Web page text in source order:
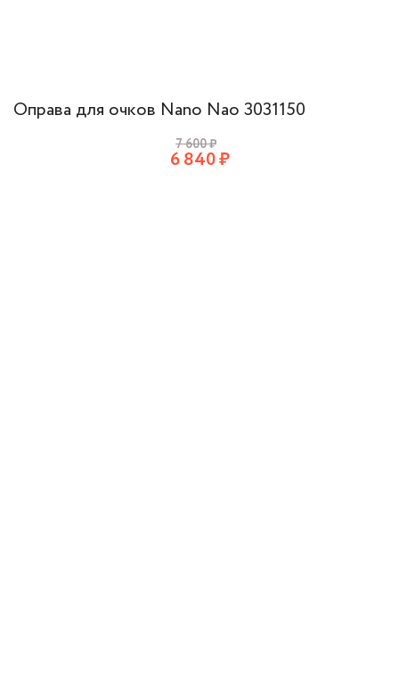
Оправа для очков Nano Nao 3031150
7 600₽
6 840₽